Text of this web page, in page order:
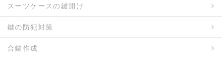
スーツケースの鍵開け
鍵の防犯対策
合鍵作成